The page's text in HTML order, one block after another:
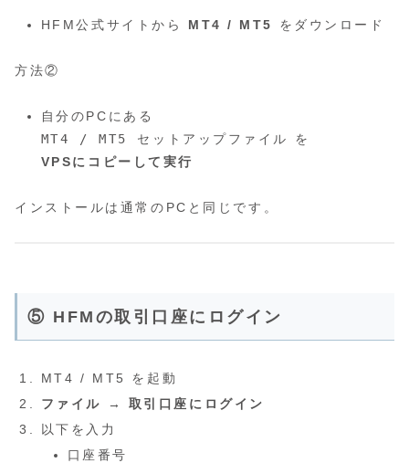
HFM公式サイトから MT4 / MT5 をダウンロード
方法②
自分のPCにある
MT4 / MT5 セットアップファイル
を
VPSにコピーして実行
インストールは通常のPCと同じです。
⑤ HFMの取引口座にログイン
MT4 / MT5 を起動
ファイル → 取引口座にログイン
以下を入力
口座番号